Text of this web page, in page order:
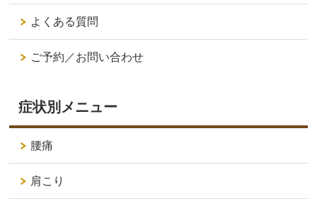
よくある質問
ご予約／お問い合わせ
症状別メニュー
腰痛
肩こり